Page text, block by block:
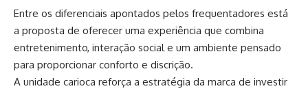
Entre os diferenciais apontados pelos frequentadores está
a proposta de oferecer uma experiência que combina
entretenimento, interação social e um ambiente pensado
para proporcionar conforto e discrição.
A unidade carioca reforça a estratégia da marca de investir